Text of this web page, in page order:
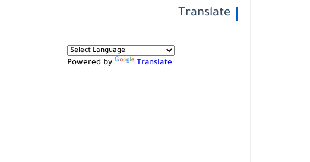
Translate
Powered by Translate